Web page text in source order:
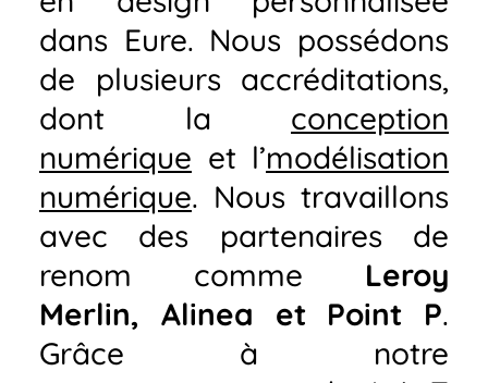
dans Eure. Nous possédons
de plusieurs accréditations,
dont la conception
numérique et l’modélisation
numérique. Nous travaillons
avec des partenaires de
renom comme Leroy
Merlin, Alinea et Point P.
Grâce à notre